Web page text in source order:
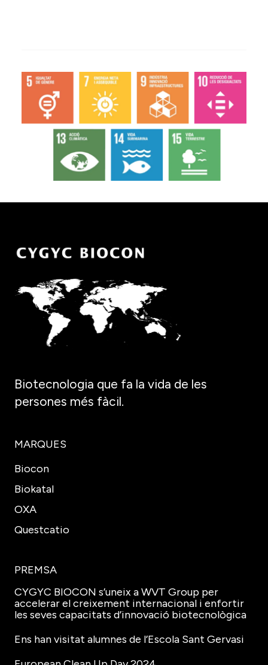
Biotecnologia que fa la vida de les
persones més fàcil.
MARQUES
Biocon
Biokatal
OXA
Questcatio
PREMSA
CYGYC BIOCON s’uneix a WVT Group per
accelerar el creixement internacional i enfortir
les seves capacitats d’innovació biotecnològica
Ens han visitat alumnes de l’Escola Sant Gervasi